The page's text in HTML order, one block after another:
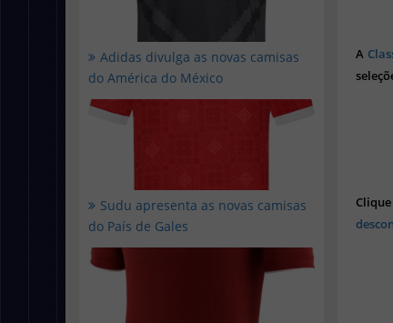
Adidas divulga as novas camisas
do América do México
Sudu apresenta as novas camisas
do País de Gales
A